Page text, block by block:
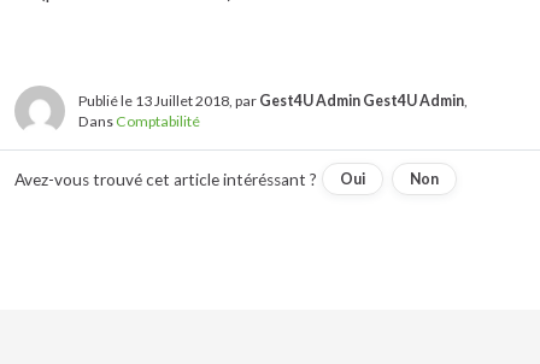
Publié le 13 Juillet 2018, par Gest4U Admin Gest4U Admin,
Dans Comptabilité
Avez-vous trouvé cet article intéréssant ? Oui Non